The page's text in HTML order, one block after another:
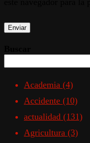
Academia (4)
Accidente (10)
actualidad (131)
Agricultura (3)